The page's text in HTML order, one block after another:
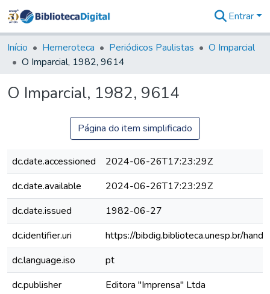
&
Coleções
Tudo na
Digital
Entrar
Início Hemeroteca Periódicos Paulistas
O Imparcial
O Imparcial, 1982, 9614
O Imparcial, 1982, 9614
Página do item simplificado
dc.date.accessioned
2024-06-26T17:23:29Z
dc.date.available
2024-06-26T17:23:29Z
dc.date.issued
1982-06-27
dc.identifier.uri
https://bibdig.biblioteca.unesp.br/
dc.language.iso
pt
dc.publisher
Editora "Imprensa" Ltda